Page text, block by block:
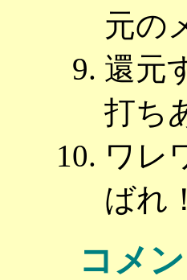
元の
還元
打ち
ワレ
ばれ！
コメ